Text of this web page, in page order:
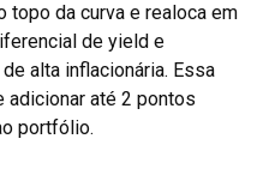
topo da curva e realoca em
de yield e
alta inflacionária. Essa
adicionar até 2 pontos
portfólio.